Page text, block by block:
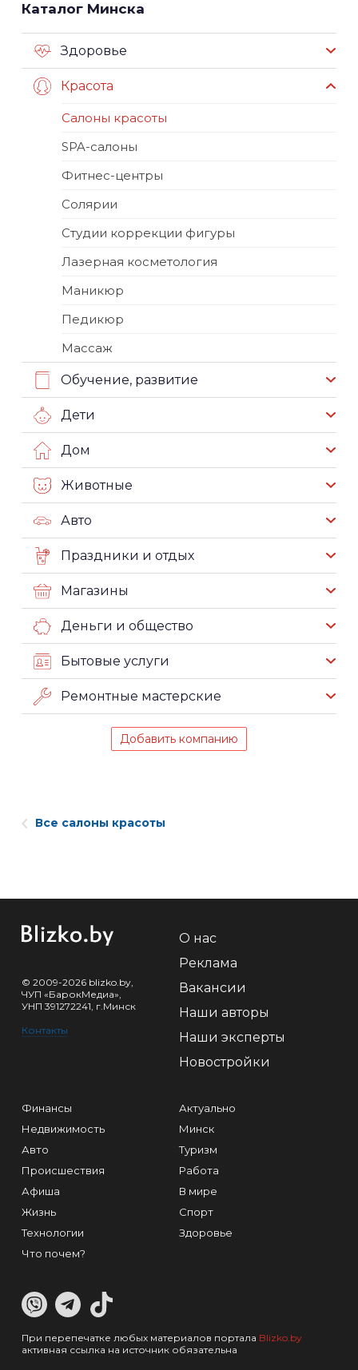
Каталог Минска
Здоровье
Красота
Салоны красоты
SPA-салоны
Фитнес-центры
Солярии
Студии коррекции фигуры
Лазерная косметология
Маникюр
Педикюр
Массаж
Обучение, развитие
Дети
Дом
Животные
Авто
Праздники и отдых
Магазины
Деньги и общество
Бытовые услуги
Ремонтные мастерские
Добавить компанию
Все салоны красоты
© 2009-2026 blizko.by,
ЧУП «БарокМедиа»,
УНП 391272241, г.Минск
Контакты
О нас
Реклама
Вакансии
Наши авторы
Наши эксперты
Новостройки
Финансы
Недвижимость
Авто
Происшествия
Афиша
Жизнь
Технологии
Что почем?
Актуально
Минск
Туризм
Работа
В мире
Спорт
Здоровье
При перепечатке любых материалов портала Blizko.by
активная ссылка на источник обязательна